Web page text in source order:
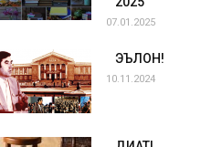
07.01.2025
ЭЪЛОН!
10.11.2024